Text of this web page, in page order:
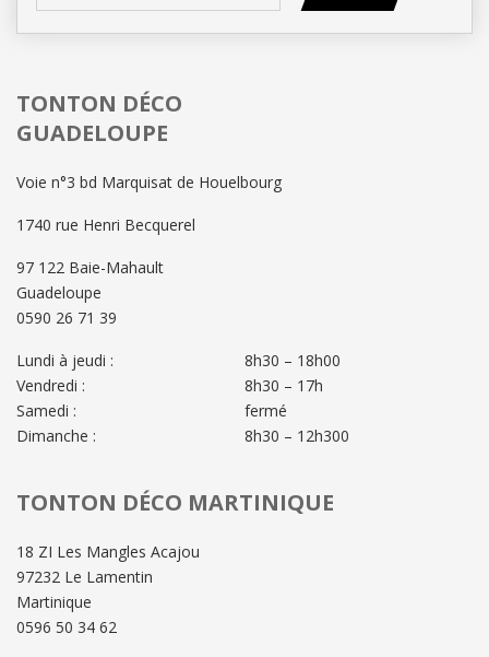
TONTON DÉCO
GUADELOUPE
Voie n°3 bd Marquisat de Houelbourg
1740 rue Henri Becquerel
97 122 Baie-Mahault
Guadeloupe
0590 26 71 39
Lundi à jeudi :
Vendredi :
Samedi :
Dimanche :
8h30 – 18h00
8h30 – 17h
fermé
8h30 – 12h300
TONTON DÉCO MARTINIQUE
18 ZI Les Mangles Acajou
97232 Le Lamentin
Martinique
0596 50 34 62